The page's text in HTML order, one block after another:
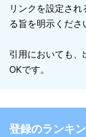
リンクを設定さ
る旨を明示くださ
引用においても
OKです。
登録のランキ